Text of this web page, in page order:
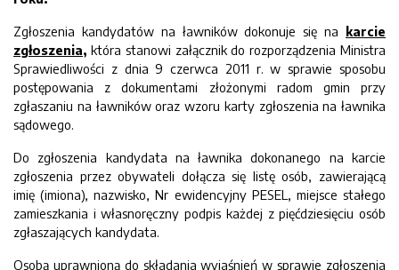
Zgłoszenia kandydatów na ławników dokonuje się na karcie
zgłoszenia, która stanowi załącznik do rozporządzenia Ministra
Sprawiedliwości z dnia 9 czerwca 2011 r. w sprawie sposobu
postępowania z dokumentami złożonymi radom gmin przy
zgłaszaniu na ławników oraz wzoru karty zgłoszenia na ławnika
sądowego.
Do zgłoszenia kandydata na ławnika dokonanego na karcie
zgłoszenia przez obywateli dołącza się listę osób, zawierającą
imię (imiona), nazwisko, Nr ewidencyjny PESEL, miejsce stałego
zamieszkania i własnoręczny podpis każdej z pięćdziesięciu osób
zgłaszających kandydata.
Osobą uprawnioną do składania wyjaśnień w sprawie zgłoszenia